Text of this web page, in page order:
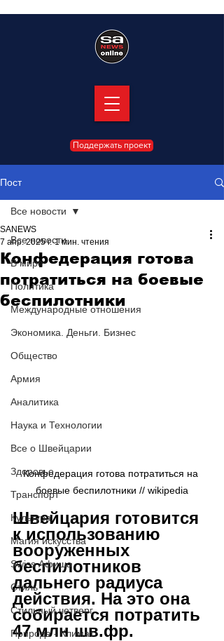
Поддержать проект
Пост
Все новости
В мире
Политика
Международные отношения
Экономика. Деньги. Бизнес
Общество
Армия
Аналитика
Наука и Технологии
Все о Швейцарии
Здоровье
Транспорт
Культура
Магия искусства
Swiss Афиша
Стиль
Стильный четверг
Природа - Климат
Все новости
Конфедерация готова
потратиться на боевые
беспилотники
SANEWS
7 апр. 2025 г. 1 мин. чтения
Конфедерация готова потратиться на
боевые беспилотники // wikipedia
Швейцария готовится
к использованию
вооруженных
беспилотников
дальнего радиуса
действия. На это она
собирается потратить
47 млн шв.фр.